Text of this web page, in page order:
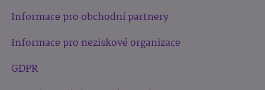
Informace pro obchodní partnery
Informace pro neziskové organizace
GDPR